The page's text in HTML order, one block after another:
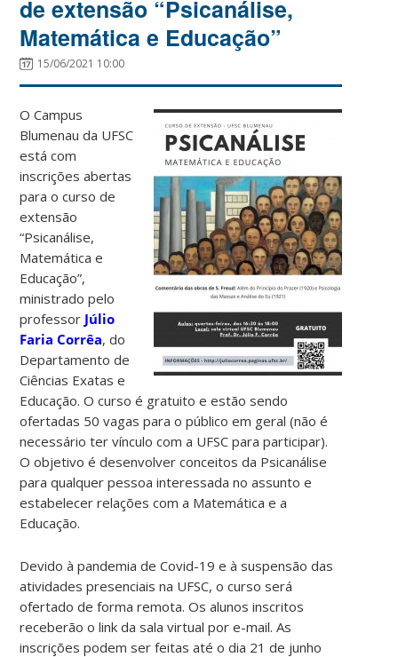
de extensão “Psicanálise,
Matemática e Educação”
15/06/2021 10:00
O Campus
Blumenau da UFSC
está com
inscrições abertas
para o curso de
extensão
“Psicanálise,
Matemática e
Educação”,
ministrado pelo
professor Júlio
Faria Corrêa, do
Departamento de
Ciências Exatas e
Educação. O curso é gratuito e estão sendo
ofertadas 50 vagas para o público em geral (não é
necessário ter vínculo com a UFSC para participar).
O objetivo é desenvolver conceitos da Psicanálise
para qualquer pessoa interessada no assunto e
estabelecer relações com a Matemática e a
Educação.
Devido à pandemia de Covid-19 e à suspensão das
atividades presenciais na UFSC, o curso será
ofertado de forma remota. Os alunos inscritos
receberão o link da sala virtual por e-mail. As
inscrições podem ser feitas até o dia 21 de junho